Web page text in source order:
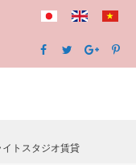
トスタジオ賃貸